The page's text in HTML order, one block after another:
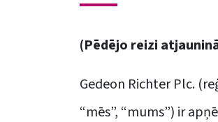
(Pēdējo reizi
Gedeon Richter Plc.
“mēs”, “mums”) ir